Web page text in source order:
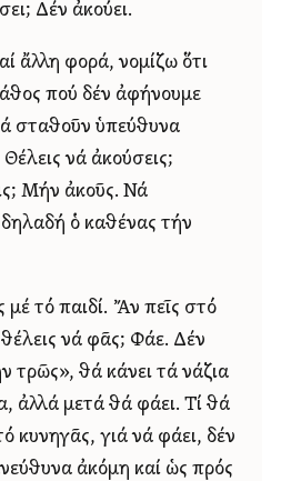
Δέν ἀκούει.
ἄλλη φορά, νομίζω ὅτι
πού δέν ἀφήνουμε
σταθοῦν ὑπεύθυνα
νά ἀκούσεις;
Μήν ἀκοῦς. Νά
δηλαδή ὁ καθένας τήν
μέ τό παιδί. Ἄν πεῖς στό
θέλεις νά φᾶς; Φάε. Δέν
τρῶς», θά κάνει τά νάζια
ἀλλά μετά θά φάει. Τί θά
κυνηγᾶς, γιά νά φάει, δέν
ἀκόμη καί ὡς πρός